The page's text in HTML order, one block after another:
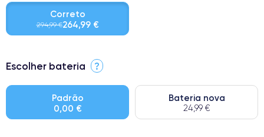
Correto
294,99 €264,99 €
⭐ Premium
● Bateria: Adequada para uso intensivo.
● Apenas 5% dos nossos telefones atingem a classificação
Escolher bateria ?
Padrão
0,00 €
Bateria nova
24,99 €